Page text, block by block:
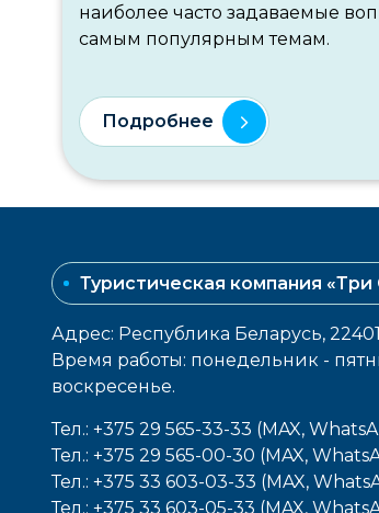
наиболее часто задаваемые
самым популярным темам.
Подробнее
Туристическая компания
Адрес: Республика Беларусь,
Время работы: понедельник -
воcкресенье.
Тел.: +375 29 565-33-33 (MAX,
Тел.: +375 29 565-00-30 (MAX,
Тел.: +375 33 603-03-33 (MAX,
Тел.: +375 33 603-05-33 (MAX,